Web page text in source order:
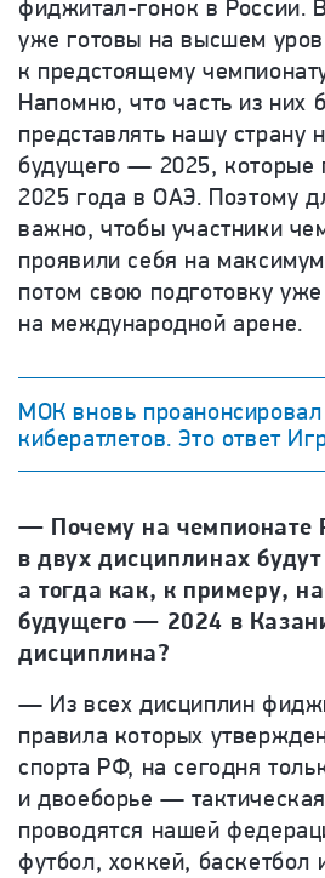
фиджитал-гонок в России.
уже готовы на высшем
к предстоящему
Напомню, что часть из них
представлять нашу страну
будущего — 2025, которые
2025 года в ОАЭ. Поэтому
важно, чтобы участники
проявили себя на
потом свою подготовку
на международной арене.
МОК вновь
кибератлетов. Это ответ
— Почему на чемпионате
в двух дисциплинах
а тогда как, к примеру,
будущего — 2024 в
дисциплина?
— Из всех дисциплин
правила которых
спорта РФ, на сегодня
и двоеборье —
проводятся нашей
футбол, хоккей, баскетбол